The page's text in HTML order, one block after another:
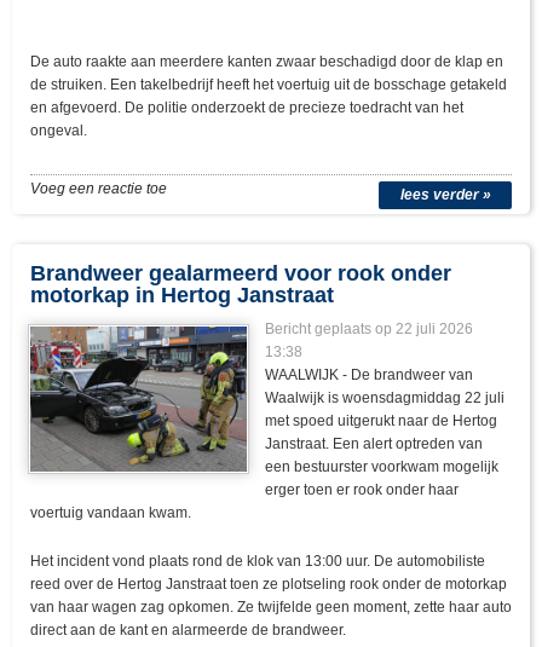
De auto raakte aan meerdere kanten zwaar beschadigd door de klap en
de struiken. Een takelbedrijf heeft het voertuig uit de bosschage getakeld
en afgevoerd. De politie onderzoekt de precieze toedracht van het
ongeval.
lees verder »
Voeg een reactie toe
Brandweer gealarmeerd voor rook onder
motorkap in Hertog Janstraat
Bericht geplaats op 22 juli 2026
13:38
WAALWIJK - De brandweer van
Waalwijk is woensdagmiddag 22 juli
met spoed uitgerukt naar de Hertog
Janstraat. Een alert optreden van
een bestuurster voorkwam mogelijk
erger toen er rook onder haar
voertuig vandaan kwam.
Het incident vond plaats rond de klok van 13:00 uur. De automobiliste
reed over de Hertog Janstraat toen ze plotseling rook onder de motorkap
van haar wagen zag opkomen. Ze twijfelde geen moment, zette haar auto
direct aan de kant en alarmeerde de brandweer.